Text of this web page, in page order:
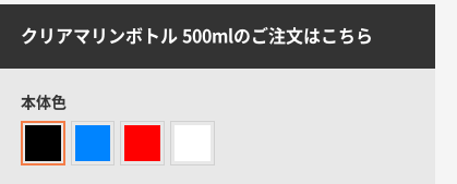
クリアマリンボトル 500mlのご注文はこちら
本体色